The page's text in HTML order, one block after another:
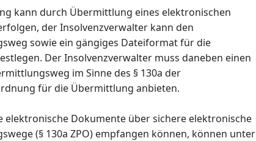
kann durch Übermittlung eines elektronischen
der Insolvenzverwalter kann den
sowie ein gängiges Dateiformat für die
Der Insolvenzverwalter muss daneben einen
im Sinne des § 130a der
für die Übermittlung anbieten.
elektronische Dokumente über sichere elektronische
(§ 130a ZPO) empfangen können, können unter